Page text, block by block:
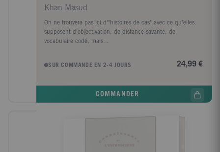
Khan Masud
On ne trouvera pas ici d'"histoires de cas" avec ce qu'elles
supposent d'objectivation, de distance savante, de
vocabulaire codé, mais...
SUR COMMANDE EN 2-4 JOURS 24,99 €
COMMANDER